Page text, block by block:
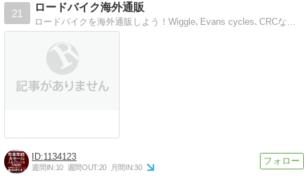
21
ロードバイク海外通販
1134123
週間IN:10 週間OUT:20 月間IN:30